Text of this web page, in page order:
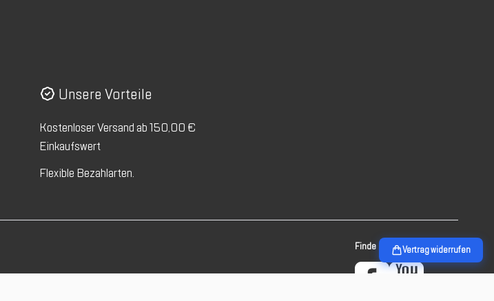
Unsere Vorteile
Kostenloser Versand ab 150,00 €
Einkaufswert
Flexible Bezahlarten.
Finde mehr Inspiration:
Vertrag widerrufen